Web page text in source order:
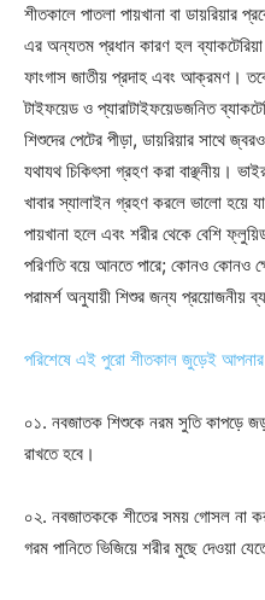
শীতকালে পাতলা পায়খানা বা
এর অন্যতম প্রধান কারণ হল
ফাংগাস জাতীয় প্রদাহ এবং আক্রমণ।
টাইফয়েড ও প্যারাটাইফয়েডজনিত
শিশুদের পেটের পীড়া, ডায়রিয়ার সাথে
যথাযথ চিকিৎসা গ্রহণ করা বাঞ্ছনীয়।
খাবার স্যালাইন গ্রহণ করলে ভালো হয়ে
পায়খানা হলে এবং শরীর থেকে বেশি
পরিণতি বয়ে আনতে পারে; কোনও কোনও
পরামর্শ অনুযায়ী শিশুর জন্য প্রয়োজনীয়
পরিশেষে এই পুরো শীতকাল জুড়েই
০১. নবজাতক শিশুকে নরম সুতি কাপড়ে
রাখতে হবে।
০২. নবজাতককে শীতের সময় গোসল না
গরম পানিতে ভিজিয়ে শরীর মুছে দেওয়া